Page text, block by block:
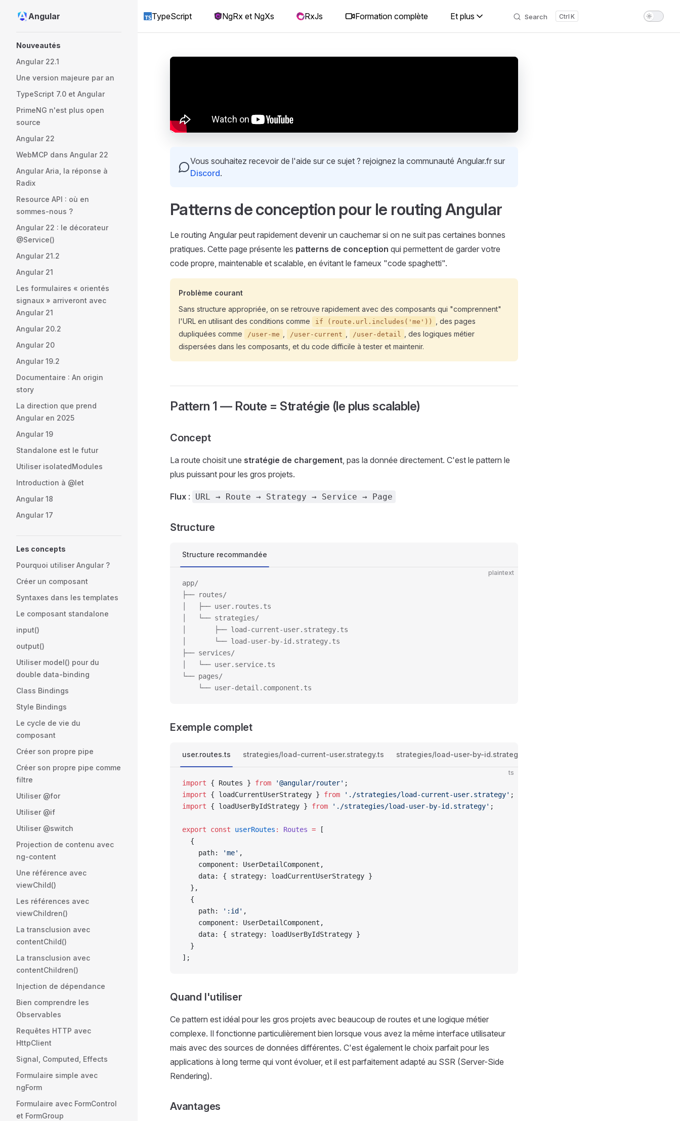
Skip to content
Angular TypeScript NgRx et NgXs RxJs Formation complète Et plus Search K
Nouveautés
Angular 22.1
Une version majeure par an
TypeScript 7.0 et Angular
PrimeNG n'est plus open
source
Angular 22
WebMCP dans Angular 22
Angular Aria, la réponse à
Radix
Resource API : où en
sommes-nous ?
Angular 22 : le décorateur
@Service()
Angular 21.2
Angular 21
Les formulaires « orientés
signaux » arriveront avec
Angular 21
Angular 20.2
Angular 20
Angular 19.2
Documentaire : An origin
story
La direction que prend
Angular en 2025
Angular 19
Standalone est le futur
Utiliser isolatedModules
Introduction à @let
Angular 18
Angular 17
Les concepts
Pourquoi utiliser Angular ?
Créer un composant
Syntaxes dans les templates
Le composant standalone
input()
output()
Utiliser model() pour du
double data-binding
Class Bindings
Style Bindings
Le cycle de vie du
composant
Créer son propre pipe
Créer son propre pipe comme
filtre
Utiliser @for
Utiliser @if
Utiliser @switch
Projection de contenu avec
ng-content
Une référence avec
viewChild()
Les références avec
viewChildren()
La transclusion avec
contentChild()
La transclusion avec
contentChildren()
Injection de dépendance
Bien comprendre les
Observables
Requêtes HTTP avec
HttpClient
Signal, Computed, Effects
Formulaire simple avec
ngForm
Formulaire avec FormControl
et FormGroup
Vous souhaitez recevoir de l'aide sur ce sujet ? rejoignez la communauté Angular.fr sur
Discord.
Patterns de conception pour le routing Angular
Le routing Angular peut rapidement devenir un cauchemar si on ne suit pas certaines bonnes
pratiques. Cette page présente les patterns de conception qui permettent de garder votre
code propre, maintenable et scalable, en évitant le fameux "code spaghetti".
Problème courant
Sans structure appropriée, on se retrouve rapidement avec des composants qui "comprennent"
l'URL en utilisant des conditions comme
if (route.url.includes('me'))
, des pages
dupliquées comme
/user-me /user-current /user-detail
, des logiques métier
dispersées dans les composants, et du code difficile à tester et maintenir.
Pattern 1 — Route = Stratégie (le plus scalable)
Concept
La route choisit une stratégie de chargement, pas la donnée directement. C'est le pattern le
plus puissant pour les gros projets.
Flux : URL → Route → Strategy → Service → Page
Structure
Structure recommandée
plaintext
app/
├── routes/
│   ├── user.routes.ts
│   └── strategies/
│       ├── load-current-user.strategy.ts
│       └── load-user-by-id.strategy.ts
├── services/
│   └── user.service.ts
└── pages/
    └── user-detail.component.ts
Exemple complet
user.routes.ts strategies/load-current-user.strategy.ts strategies/load-user-by-id.strategy.ts
ts
import { Routes } from '@angular/router' ;
import { loadCurrentUserStrategy } from './strategies/load-current-user.strategy' ;
import { loadUserByIdStrategy } from './strategies/load-user-by-id.strategy' ;
export const userRoutes : Routes = [
  {
    path:
'me' ,
    component: UserDetailComponent,
    data: { strategy: loadCurrentUserStrategy }
  },
  {
    path:
':id' ,
    component: UserDetailComponent,
    data: { strategy: loadUserByIdStrategy }
  }
];
Quand l'utiliser
Ce pattern est idéal pour les gros projets avec beaucoup de routes et une logique métier
complexe. Il fonctionne particulièrement bien lorsque vous avez la même interface utilisateur
mais avec des sources de données différentes. C'est également le choix parfait pour les
applications à long terme qui vont évoluer, et il est parfaitement adapté au SSR (Server-Side
Rendering).
Avantages